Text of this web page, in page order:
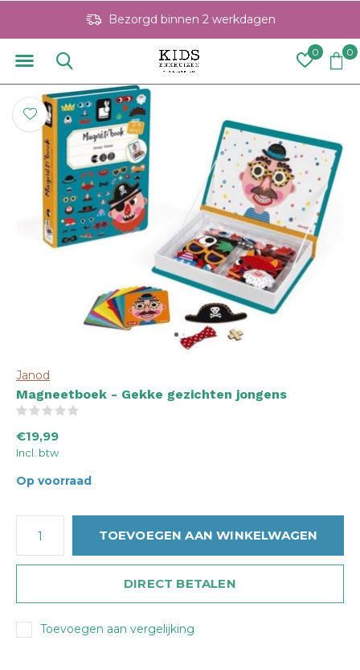
0 0
Bezorgd binnen 2 werkdagen
Janod
Magneetboek - Gekke gezichten jongens
€19,99
Incl. btw
Op voorraad
TOEVOEGEN AAN WINKELWAGEN
DIRECT BETALEN
Toevoegen aan vergelijking